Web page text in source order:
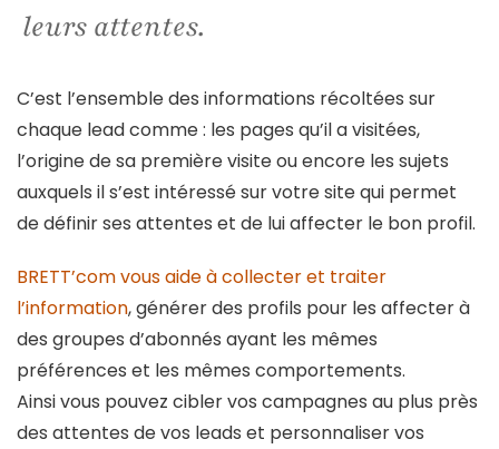
leurs attentes.
C’est l’ensemble des informations récoltées sur
chaque lead comme : les pages qu’il a visitées,
l’origine de sa première visite ou encore les sujets
auxquels il s’est intéressé sur votre site qui permet
de définir ses attentes et de lui affecter le bon profil.
BRETT’com vous aide à collecter et traiter
l’information, générer des profils pour les affecter à
des groupes d’abonnés ayant les mêmes
préférences et les mêmes comportements.
Ainsi vous pouvez cibler vos campagnes au plus près
des attentes de vos leads et personnaliser vos